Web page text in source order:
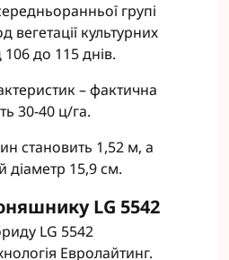
групі
вегетації культурних
до 115 днів.
– фактична
30-40 ц/га.
становить 1,52 м, а
діаметр 15,9 см.
LG 5542
LG 5542
Евролайтинг.